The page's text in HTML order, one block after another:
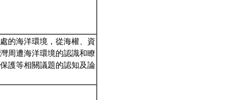
的海洋環境，從海權、資
周遭海洋環境的認識和瞭
護等相關議題的認知及論